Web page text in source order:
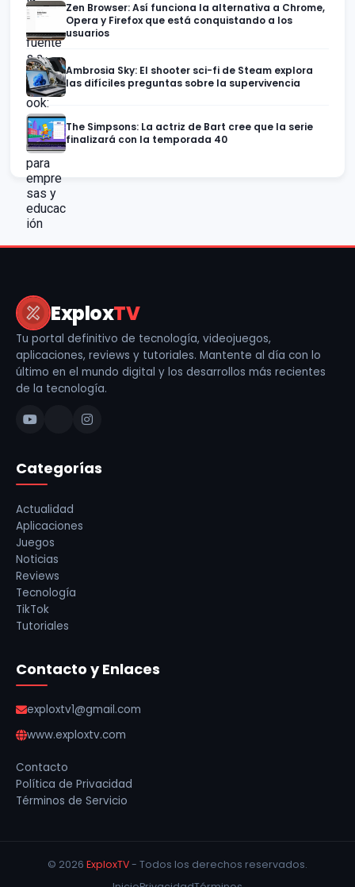
Zen Browser: Así funciona la alternativa a Chrome,
Opera y Firefox que está conquistando a los
usuarios
Ambrosia Sky: El shooter sci-fi de Steam explora
las difíciles preguntas sobre la supervivencia
The Simpsons: La actriz de Bart cree que la serie
finalizará con la temporada 40
ExploxTV
Tu portal definitivo de tecnología, videojuegos,
aplicaciones, reviews y tutoriales. Mantente al día con lo
último en el mundo digital y los desarrollos más recientes
de la tecnología.
Categorías
Actualidad
Aplicaciones
Juegos
Noticias
Reviews
Tecnología
TikTok
Tutoriales
Contacto y Enlaces
exploxtv1@gmail.com
www.exploxtv.com
Contacto
Política de Privacidad
Términos de Servicio
© 2026 ExploxTV- Todos los derechos reservados.